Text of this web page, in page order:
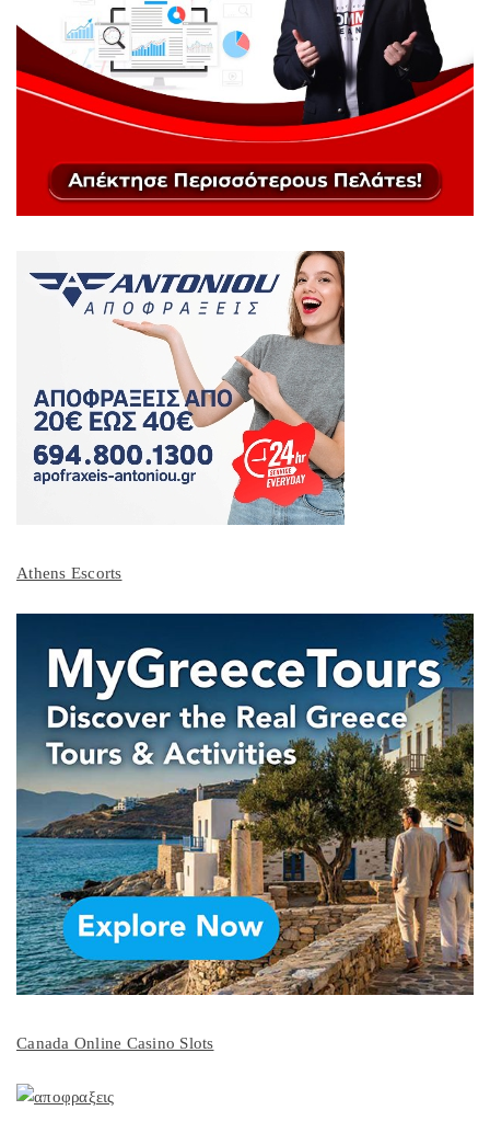
Athens Escorts
Canada Online Casino Slots